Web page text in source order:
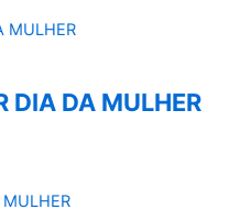
DIA DA MULHER